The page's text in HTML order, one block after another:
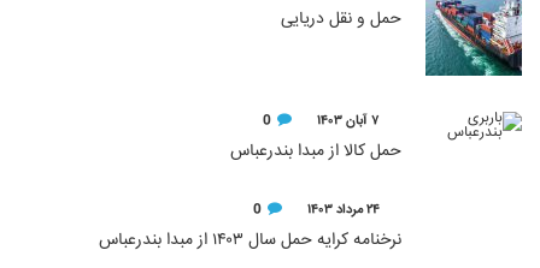
حمل و نقل دریایی
۷ آبان ۱۴۰۳ 0
حمل کالا از مبدا بندرعباس
۲۴ مرداد ۱۴۰۳ 0
نرخنامه کرایه حمل سال ۱۴۰۳ از مبدا بندرعباس